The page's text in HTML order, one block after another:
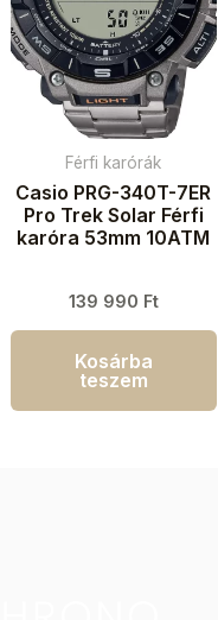
Férfi karórák
Casio PRG-340T-7ER
Pro Trek Solar Férfi
karóra 53mm 10ATM
139 990 Ft
Kosárba
teszem